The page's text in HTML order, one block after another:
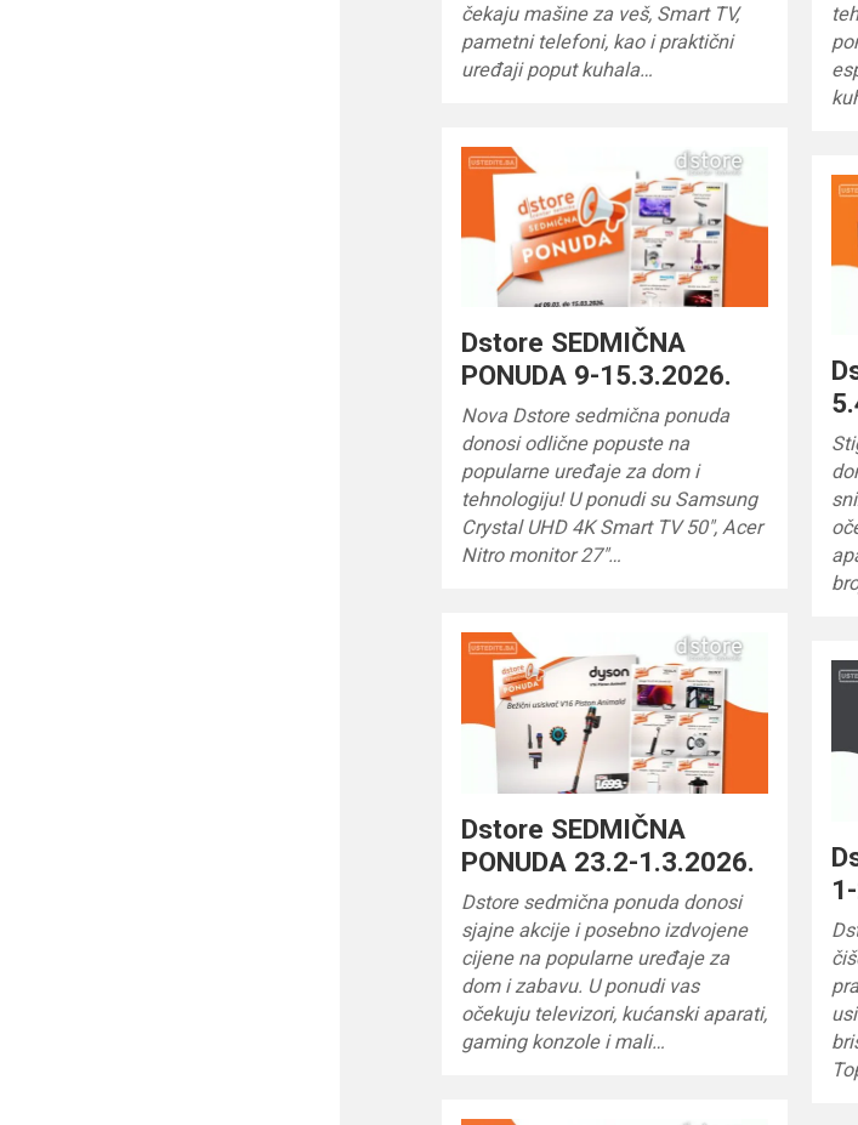
čekaju mašine za veš, Smart TV,
pametni telefoni, kao i praktični
uređaji poput kuhala…
Dstore SEDMIČNA
PONUDA 9-15.3.2026.
Nova Dstore sedmična ponuda
donosi odlične popuste na
popularne uređaje za dom i
tehnologiju! U ponudi su Samsung
Crystal UHD 4K Smart TV 50″, Acer
Nitro monitor 27″…
Dstore SEDMIČNA
PONUDA 23.2-1.3.2026.
Dstore sedmična ponuda donosi
sjajne akcije i posebno izdvojene
cijene na popularne uređaje za
dom i zabavu. U ponudi vas
očekuju televizori, kućanski aparati,
gaming konzole i mali…